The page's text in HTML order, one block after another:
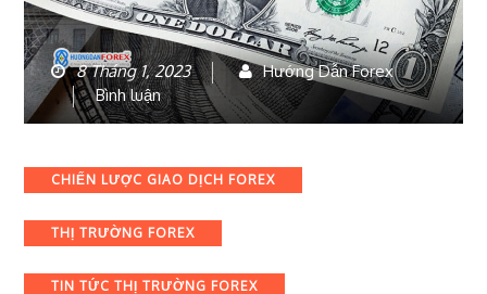
8 Tháng 1, 2023
Hướng Dẫn Forex
Bình luậnbài
viết
vọng
tuần
của
USD
Categories
CHIẾN LƯỢC GIAO DỊCH FOREX
THỊ TRƯỜNG FOREX
TIN TỨC THỊ TRƯỜNG FOREX